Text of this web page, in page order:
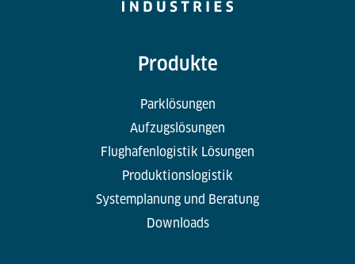
Produkte
Parklösungen
Aufzugslösungen
Flughafenlogistik Lösungen
Produktionslogistik
Systemplanung und Beratung
Downloads